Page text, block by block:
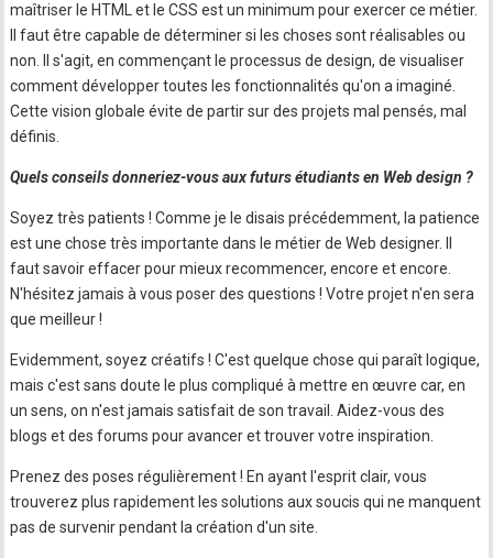
maîtriser le HTML et le CSS est un minimum pour exercer ce métier.
Il faut être capable de déterminer si les choses sont réalisables ou
non. Il s'agit, en commençant le processus de design, de visualiser
comment développer toutes les fonctionnalités qu'on a imaginé.
Cette vision globale évite de partir sur des projets mal pensés, mal
définis.
Quels conseils donneriez-vous aux futurs étudiants en Web design ?
Soyez très patients ! Comme je le disais précédemment, la patience
est une chose très importante dans le métier de Web designer. Il
faut savoir effacer pour mieux recommencer, encore et encore.
N'hésitez jamais à vous poser des questions ! Votre projet n'en sera
que meilleur !
Evidemment, soyez créatifs ! C'est quelque chose qui paraît logique,
mais c'est sans doute le plus compliqué à mettre en œuvre car, en
un sens, on n'est jamais satisfait de son travail. Aidez-vous des
blogs et des forums pour avancer et trouver votre inspiration.
Prenez des poses régulièrement ! En ayant l'esprit clair, vous
trouverez plus rapidement les solutions aux soucis qui ne manquent
pas de survenir pendant la création d'un site.